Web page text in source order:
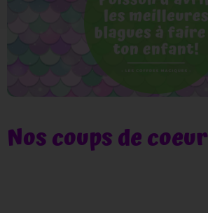
Nos coups de coeur